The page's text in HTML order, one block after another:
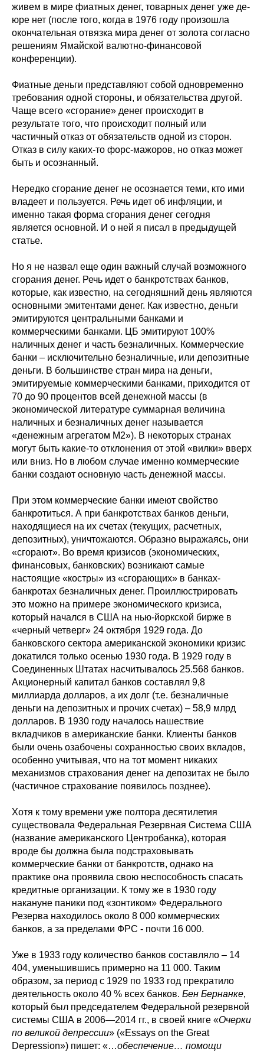
живем в мире фиатных денег, товарных денег уже де-
юре нет (после того, когда в 1976 году произошла
окончательная отвязка мира денег от золота согласно
решениям Ямайской валютно-финансовой
конференции).
Фиатные деньги представляют собой одновременно
требования одной стороны, и обязательства другой.
Чаще всего «сгорание» денег происходит в
результате того, что происходит полный или
частичный отказ от обязательств одной из сторон.
Отказ в силу каких-то форс-мажоров, но отказ может
быть и осознанный.
Нередко сгорание денег не осознается теми, кто ими
владеет и пользуется. Речь идет об инфляции, и
именно такая форма сгорания денег сегодня
является основной. И о ней я писал в предыдущей
статье.
Но я не назвал еще один важный случай возможного
сгорания денег. Речь идет о банкротствах банков,
которые, как известно, на сегодняшний день являются
основными эмитентами денег. Как известно, деньги
эмитируются центральными банками и
коммерческими банками. ЦБ эмитируют 100%
наличных денег и часть безналичных. Коммерческие
банки – исключительно безналичные, или депозитные
деньги. В большинстве стран мира на деньги,
эмитируемые коммерческими банками, приходится от
70 до 90 процентов всей денежной массы (в
экономической литературе суммарная величина
наличных и безналичных денег называется
«денежным агрегатом М2»). В некоторых странах
могут быть какие-то отклонения от этой «вилки» вверх
или вниз. Но в любом случае именно коммерческие
банки создают основную часть денежной массы.
При этом коммерческие банки имеют свойство
банкротиться. А при банкротствах банков деньги,
находящиеся на их счетах (текущих, расчетных,
депозитных), уничтожаются. Образно выражаясь, они
«сгорают». Во время кризисов (экономических,
финансовых, банковских) возникают самые
настоящие «костры» из «сгорающих» в банках-
банкротах безналичных денег. Проиллюстрировать
это можно на примере экономического кризиса,
который начался в США на нью-йоркской бирже в
«черный четверг» 24 октября 1929 года. До
банковского сектора американской экономики кризис
докатился только осенью 1930 года. В 1929 году в
Соединенных Штатах насчитывалось 25.568 банков.
Акционерный капитал банков составлял 9,8
миллиарда долларов, а их долг (т.е. безналичные
деньги на депозитных и прочих счетах) – 58,9 млрд
долларов. В 1930 году началось нашествие
вкладчиков в американские банки. Клиенты банков
были очень озабочены сохранностью своих вкладов,
особенно учитывая, что на тот момент никаких
механизмов страхования денег на депозитах не было
(частичное страхование появилось позднее).
Хотя к тому времени уже полтора десятилетия
существовала Федеральная Резервная Система США
(название американского Центробанка), которая
вроде бы должна была подстраховывать
коммерческие банки от банкротств, однако на
практике она проявила свою неспособность спасать
кредитные организации. К тому же в 1930 году
накануне паники под «зонтиком» Федерального
Резерва находилось около 8 000 коммерческих
банков, а за пределами ФРС - почти 16 000.
Уже в 1933 году количество банков составляло – 14
404, уменьшившись примерно на 11 000. Таким
образом, за период с 1929 по 1933 год прекратило
деятельность около 40 % всех банков. Бен Бернанке,
который был председателем Федеральной резервной
системы США в 2006—2014 гг., в своей книге «Очерки
по великой депрессии» («Essays on the Great
Depression») пишет: «…обеспечение… помощи